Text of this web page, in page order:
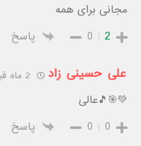
مجانی برای همه
2
0 پاسخ
علی حسینی زاد
💚🎯🎵عالی
0
0 پاسخ